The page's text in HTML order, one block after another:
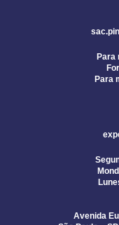
Para
Para
Avenida